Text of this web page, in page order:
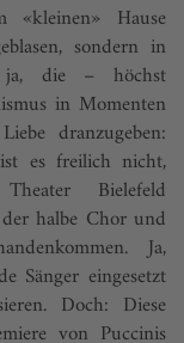
«kleinen» Hause
sondern in
ja, die – höchst
in Momenten
dranzugeben:
ist es freilich nicht,
Bielefeld
halbe Chor und
Ja,
Sänger eingesetzt
Doch: Diese
von Puccinis